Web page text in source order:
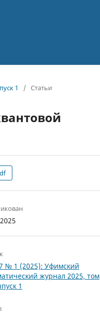
1 / Статьи
№ 1 (2025): Уфимский
журнал 2025, том
1